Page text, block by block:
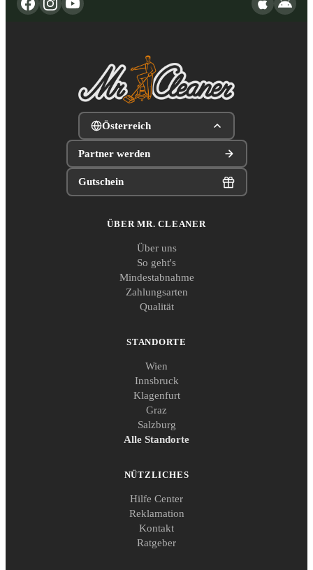
Österreich
Partner werden
Gutschein
ÜBER MR. CLEANER
Über uns
So geht's
Mindestabnahme
Zahlungsarten
Qualität
STANDORTE
Wien
Innsbruck
Klagenfurt
Graz
Salzburg
Alle Standorte
NÜTZLICHES
Hilfe Center
Reklamation
Kontakt
Ratgeber